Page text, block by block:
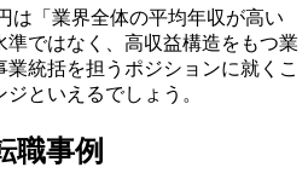
は「業界全体の平均年収が高い
準ではなく、高収益構造をもつ業
統括を担うポジションに就くこ
といえるでしょう。
職事例